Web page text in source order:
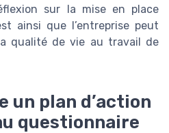
sur la mise en place
ainsi que l’entreprise peut
qualité de vie au travail de
un plan d’action
questionnaire